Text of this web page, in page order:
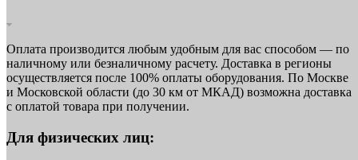
Оплата производится любым удобным для вас способом — по
наличному или безналичному расчету. Доставка в регионы
осуществляется после 100% оплаты оборудования. По Москве
и Московской области (до 30 км от МКАД) возможна доставка
с оплатой товара при получении.
Для физических лиц: